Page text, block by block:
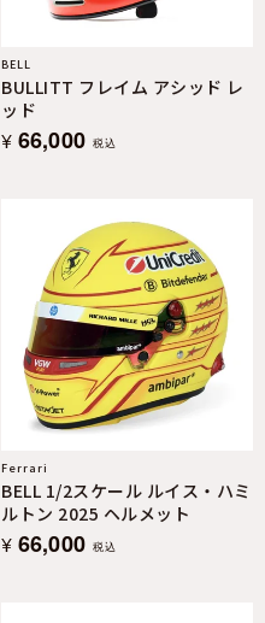
BELL
BULLITT フレイム アシッド レ
ッド
¥ 66,000 税込
Ferrari
BELL 1/2スケール ルイス・ハミ
ルトン 2025 ヘルメット
¥ 66,000 税込